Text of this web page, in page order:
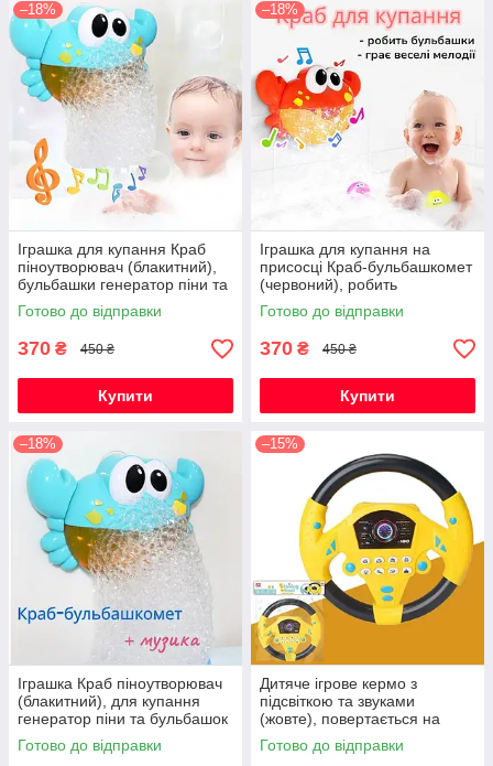
–18%
Іграшка для купання Краб
піноутворювач (блакитний),
бульбашки генератор піни та
бульбашок з музикою на
присосці
Готово до відправки
370 ₴ 450 ₴
Купити
–18%
Іграшка для купання на
присосці Краб-бульбашкомет
(червоний), робить
бульбашки та грає веселі
мелодії
Готово до відправки
370 ₴ 450 ₴
Купити
–18%
Іграшка Краб піноутворювач
(блакитний), для купання
генератор піни та бульбашок
з музикою на присосці
Готово до відправки
–15%
Дитяче ігрове кермо з
підсвіткою та звуками
(жовте), повертається на
360°, інтерактивна
розвиваюча іграшка
Готово до відправки